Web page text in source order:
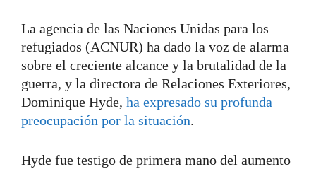
La agencia de las Naciones Unidas para los
refugiados (ACNUR) ha dado la voz de alarma
sobre el creciente alcance y la brutalidad de la
guerra, y la directora de Relaciones Exteriores,
Dominique Hyde, ha expresado su profunda
preocupación por la situación.
Hyde fue testigo de primera mano del aumento